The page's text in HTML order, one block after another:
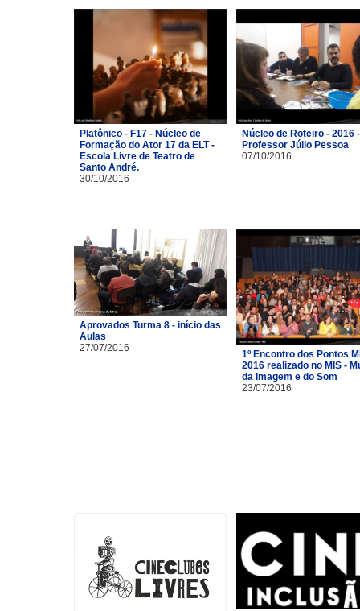
Platônico - F17 - Núcleo de
Formação do Ator 17 da ELT -
Escola Livre de Teatro de
Santo André.
30/10/2016
Núcleo de Roteiro - 2016 -
Professor Júlio Pessoa
07/10/2016
Aprovados Turma 8 - início das
Aulas
27/07/2016
1º Encontro dos Pontos
2016 realizado no MIS -
da Imagem e do Som
23/07/2016